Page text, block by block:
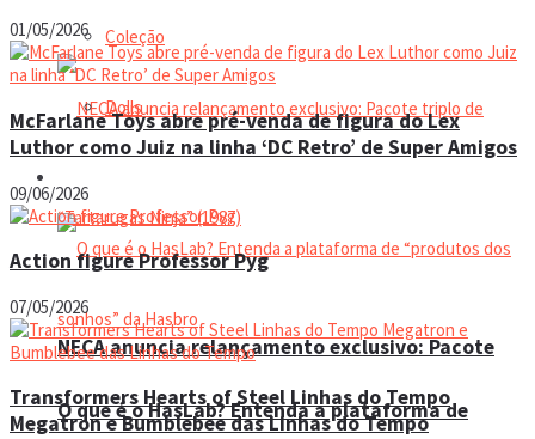
NECA anuncia relançamento exclusivo: Pacote
Coleção
Dolls
O que é o HasLab? Entenda a plataforma de
01/05/2026
McFarlane Toys abre pré-venda de figura do Lex
Luthor como Juiz na linha ‘DC Retro’ de Super Amigos
09/06/2026
Action figure Professor Pyg
07/05/2026
Transformers Hearts of Steel Linhas do Tempo
Megatron e Bumblebee das Linhas do Tempo